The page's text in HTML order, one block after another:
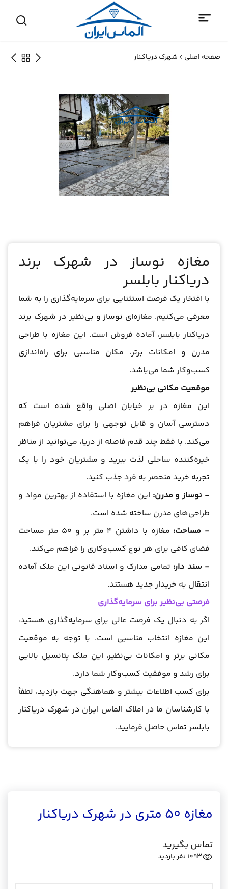
صفحه اصلی شهرک دریاکنار
مغازه نوساز در شهرک برند
دریاکنار بابلسر
با افتخار یک فرصت استثنایی برای سرمایه‌گذاری را به شما
معرفی می‌کنیم. مغازه‌ای نوساز و بی‌نظیر در شهرک برند
دریاکنار بابلسر، آماده فروش است. این مغازه با طراحی
مدرن و امکانات برتر، مکان مناسبی برای راه‌اندازی
کسب‌وکار شما می‌باشد.
موقعیت مکانی بی‌نظیر
این مغازه در بر خیابان اصلی واقع شده است که
دسترسی آسان و قابل توجهی را برای مشتریان فراهم
می‌کند. با فقط چند قدم فاصله از دریا، می‌توانید از مناظر
خیره‌کننده ساحلی لذت ببرید و مشتریان خود را با یک
تجربه خرید منحصر به فرد جذب کنید.
- نوساز و مدرن: این مغازه با استفاده از بهترین مواد و
طراحی‌های مدرن ساخته شده است.
- مساحت:
مغازه با داشتن 4 متر بر و 50 متر مساحت
فضای کافی برای هر نوع کسب‌وکاری را فراهم می‌کند.
- سند دار: تمامی مدارک و اسناد قانونی این ملک آماده
انتقال به خریدار جدید هستند.
فرصتی بی‌نظیر برای سرمایه‌گذاری
اگر به دنبال یک فرصت عالی برای سرمایه‌گذاری هستید،
این مغازه انتخاب مناسبی است. با توجه به موقعیت
مکانی برتر و امکانات بی‌نظیر، این ملک پتانسیل بالایی
برای رشد و موفقیت کسب‌وکار شما دارد.
برای کسب اطلاعات بیشتر و هماهنگی جهت بازدید، لطفاً
با کارشناسان ما در املاک الماس ایران در شهرک دریاکنار
بابلسر تماس حاصل فرمایید.
مغازه 50 متری در شهرک دریاکنار
تماس بگیرید
1093 نفر بازدید